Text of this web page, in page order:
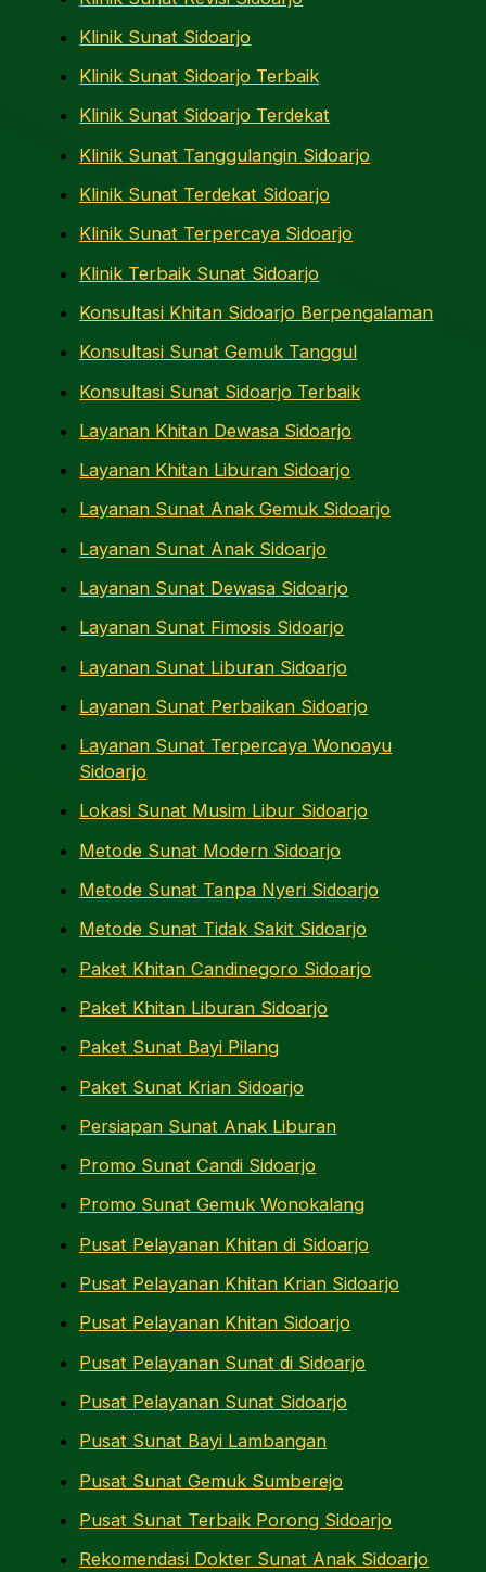
Klinik Sunat Sidoarjo
Klinik Sunat Sidoarjo Terbaik
Klinik Sunat Sidoarjo Terdekat
Klinik Sunat Tanggulangin Sidoarjo
Klinik Sunat Terdekat Sidoarjo
Klinik Sunat Terpercaya Sidoarjo
Klinik Terbaik Sunat Sidoarjo
Konsultasi Khitan Sidoarjo Berpengalaman
Konsultasi Sunat Gemuk Tanggul
Konsultasi Sunat Sidoarjo Terbaik
Layanan Khitan Dewasa Sidoarjo
Layanan Khitan Liburan Sidoarjo
Layanan Sunat Anak Gemuk Sidoarjo
Layanan Sunat Anak Sidoarjo
Layanan Sunat Dewasa Sidoarjo
Layanan Sunat Fimosis Sidoarjo
Layanan Sunat Liburan Sidoarjo
Layanan Sunat Perbaikan Sidoarjo
Layanan Sunat Terpercaya Wonoayu
Sidoarjo
Lokasi Sunat Musim Libur Sidoarjo
Metode Sunat Modern Sidoarjo
Metode Sunat Tanpa Nyeri Sidoarjo
Metode Sunat Tidak Sakit Sidoarjo
Paket Khitan Candinegoro Sidoarjo
Paket Khitan Liburan Sidoarjo
Paket Sunat Bayi Pilang
Paket Sunat Krian Sidoarjo
Persiapan Sunat Anak Liburan
Promo Sunat Candi Sidoarjo
Promo Sunat Gemuk Wonokalang
Pusat Pelayanan Khitan di Sidoarjo
Pusat Pelayanan Khitan Krian Sidoarjo
Pusat Pelayanan Khitan Sidoarjo
Pusat Pelayanan Sunat di Sidoarjo
Pusat Pelayanan Sunat Sidoarjo
Pusat Sunat Bayi Lambangan
Pusat Sunat Gemuk Sumberejo
Pusat Sunat Terbaik Porong Sidoarjo
Rekomendasi Dokter Sunat Anak Sidoarjo